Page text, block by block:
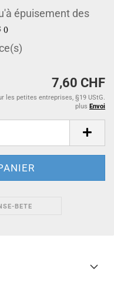
épuisement des
()
7,60 CHF
les petites entreprises, §19 UStG.
plus Envoi
BETE